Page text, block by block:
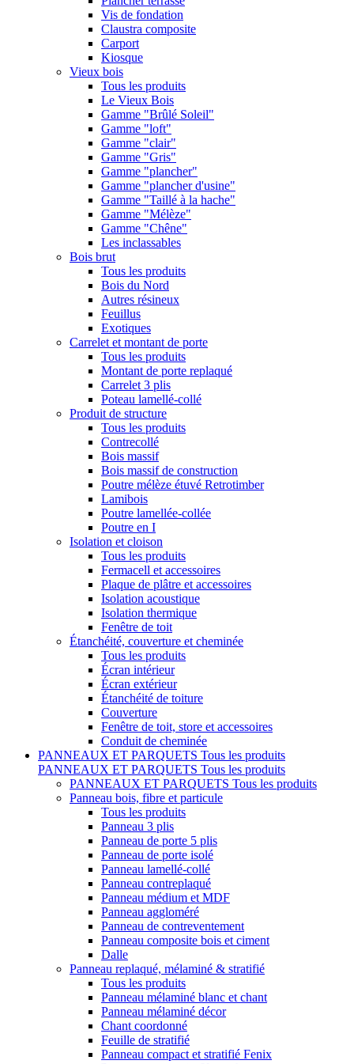
Vis de fondation
Claustra composite
Carport
Kiosque
Vieux bois
Tous les produits
Le Vieux Bois
Gamme "Brûlé Soleil"
Gamme "loft"
Gamme "clair"
Gamme "Gris"
Gamme "plancher"
Gamme "plancher d'usine"
Gamme "Taillé à la hache"
Gamme "Mélèze"
Gamme "Chêne"
Les inclassables
Bois brut
Tous les produits
Bois du Nord
Autres résineux
Feuillus
Exotiques
Carrelet et montant de porte
Tous les produits
Montant de porte replaqué
Carrelet 3 plis
Poteau lamellé-collé
Produit de structure
Tous les produits
Contrecollé
Bois massif
Bois massif de construction
Poutre mélèze étuvé Retrotimber
Lamibois
Poutre lamellée-collée
Poutre en I
Isolation et cloison
Tous les produits
Fermacell et accessoires
Plaque de plâtre et accessoires
Isolation acoustique
Isolation thermique
Fenêtre de toit
Étanchéité, couverture et cheminée
Tous les produits
Écran intérieur
Écran extérieur
Étanchéité de toiture
Couverture
Fenêtre de toit, store et accessoires
Conduit de cheminée
PANNEAUX ET PARQUETS Tous les produits
PANNEAUX ET PARQUETS Tous les produits
PANNEAUX ET PARQUETS Tous les produits
Panneau bois, fibre et particule
Tous les produits
Panneau 3 plis
Panneau de porte 5 plis
Panneau de porte isolé
Panneau lamellé-collé
Panneau contreplaqué
Panneau médium et MDF
Panneau aggloméré
Panneau de contreventement
Panneau composite bois et ciment
Dalle
Panneau replaqué, mélaminé & stratifié
Tous les produits
Panneau mélaminé blanc et chant
Panneau mélaminé décor
Chant coordonné
Feuille de stratifié
Panneau compact et stratifié Fenix